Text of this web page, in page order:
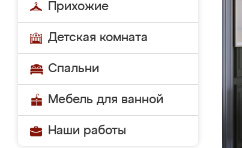
Прихожие
Детская комната
Спальни
Мебель для ванной
Наши работы